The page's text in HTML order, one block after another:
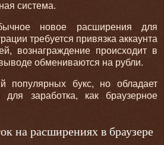
система.
новое расширения для
требуется привязка аккаунта
вознаграждение происходит в
обмениваются на рубли.
популярных букс, но обладает
для заработка, как браузерное
на расширениях в браузере